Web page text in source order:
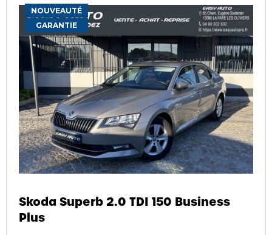
NOUVEAUTÉ
GARANTIE
Skoda Superb 2.0 TDI 150 Business
Plus